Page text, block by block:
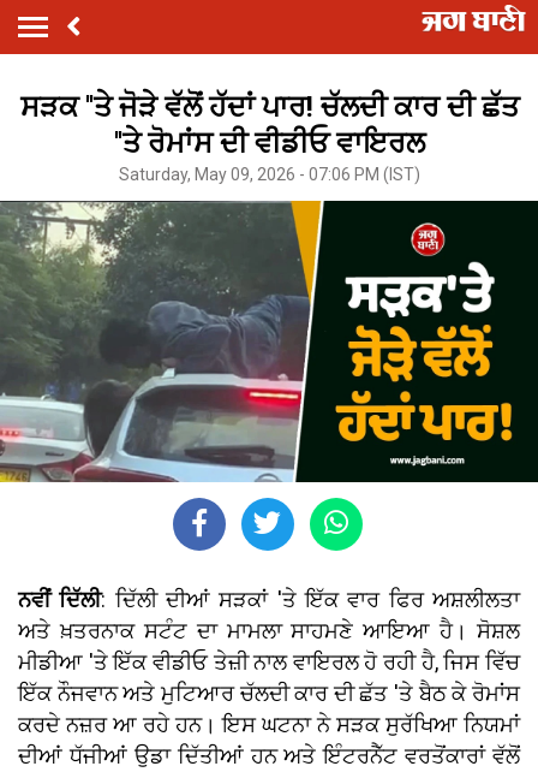
ਸੜਕ ''ਤੇ ਜੋੜੇ ਵੱਲੋਂ ਹੱਦਾਂ ਪਾਰ! ਚੱਲਦੀ ਕਾਰ ਦੀ ਛੱਤ
''ਤੇ ਰੋਮਾਂਸ ਦੀ ਵੀਡੀਓ ਵਾਇਰਲ
Saturday, May 09, 2026 - 07:06 PM (IST)
ਨਵੀਂ ਦਿੱਲੀ: ਦਿੱਲੀ ਦੀਆਂ ਸੜਕਾਂ 'ਤੇ ਇੱਕ ਵਾਰ ਫਿਰ ਅਸ਼ਲੀਲਤਾ
ਅਤੇ ਖ਼ਤਰਨਾਕ ਸਟੰਟ ਦਾ ਮਾਮਲਾ ਸਾਹਮਣੇ ਆਇਆ ਹੈ। ਸੋਸ਼ਲ
ਮੀਡੀਆ 'ਤੇ ਇੱਕ ਵੀਡੀਓ ਤੇਜ਼ੀ ਨਾਲ ਵਾਇਰਲ ਹੋ ਰਹੀ ਹੈ, ਜਿਸ ਵਿੱਚ
ਇੱਕ ਨੌਜਵਾਨ ਅਤੇ ਮੁਟਿਆਰ ਚੱਲਦੀ ਕਾਰ ਦੀ ਛੱਤ 'ਤੇ ਬੈਠ ਕੇ ਰੋਮਾਂਸ
ਕਰਦੇ ਨਜ਼ਰ ਆ ਰਹੇ ਹਨ। ਇਸ ਘਟਨਾ ਨੇ ਸੜਕ ਸੁਰੱਖਿਆ ਨਿਯਮਾਂ
ਦੀਆਂ ਧੱਜੀਆਂ ਉਡਾ ਦਿੱਤੀਆਂ ਹਨ ਅਤੇ ਇੰਟਰਨੈੱਟ ਵਰਤੋਂਕਾਰਾਂ ਵੱਲੋਂ